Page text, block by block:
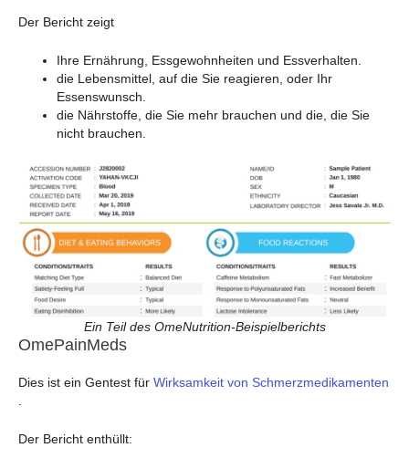
Der Bericht zeigt
Ihre Ernährung, Essgewohnheiten und Essverhalten.
die Lebensmittel, auf die Sie reagieren, oder Ihr
Essenswunsch.
die Nährstoffe, die Sie mehr brauchen und die, die Sie
nicht brauchen.
Ein Teil des OmeNutrition-Beispielberichts
OmePainMeds
Dies ist ein Gentest für Wirksamkeit von Schmerzmedikamenten
Der Bericht enthüllt: